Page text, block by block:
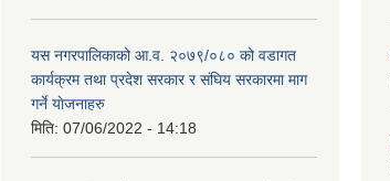
यस नगरपालिकाको आ.व. २०७९/०८० को वडागत
कार्यक्रम तथा प्रदेश सरकार र संघिय सरकारमा माग
गर्ने याेजनाहरु
मिति: 07/06/2022 - 14:18